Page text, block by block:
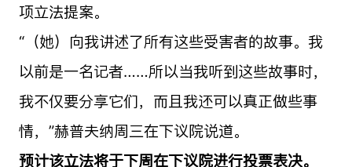
项立法提案。
“（她）向我讲述了所有这些受害者的故事。我
以前是一名记者……所以当我听到这些故事时，
我不仅要分享它们，而且我还可以真正做些事
情，”赫普夫纳周三在下议院说道。
预计该立法将于下周在下议院进行投票表决。